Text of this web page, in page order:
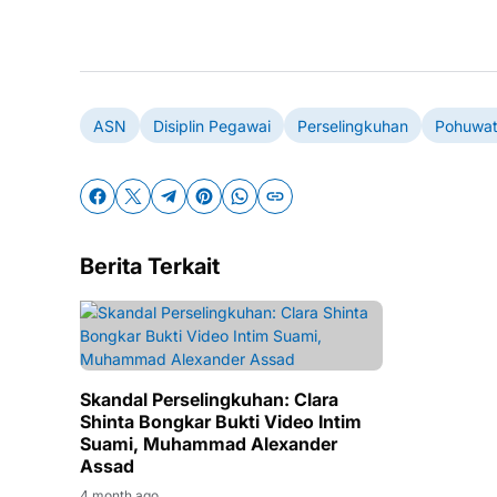
ASN Disiplin Pegawai Perselingkuhan
Berita Terkait
Skandal Perselingkuhan: Clara
Shinta Bongkar Bukti Video Intim
Suami, Muhammad Alexander
Assad